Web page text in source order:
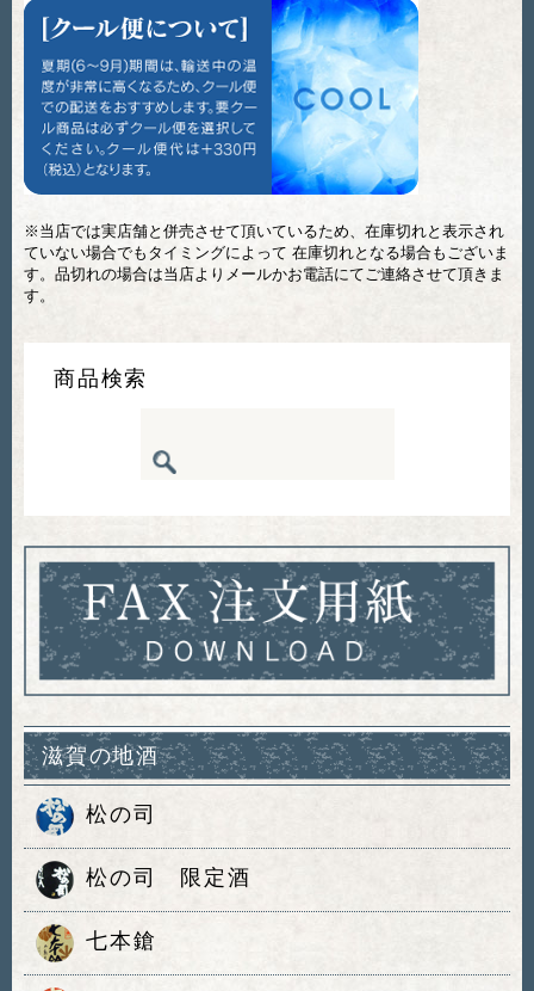
※当店では実店舗と併売させて頂いているため、在庫切れと表示され
ていない場合でもタイミングによって 在庫切れとなる場合もございま
す。品切れの場合は当店よりメールかお電話にてご連絡させて頂きま
す。
商品検索
滋賀の地酒
松の司
松の司 限定酒
七本鎗